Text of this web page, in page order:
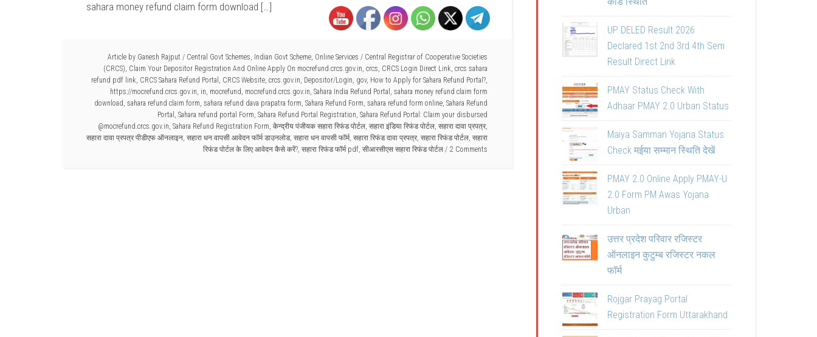
sahara money refund claim form download […]
Article by Ganesh Rajput / Central Govt Schemes, Indian Govt Scheme, Online Services / Central Registrar of Cooperative Societies
(CRCS), Claim Your Depositor Registration And Online Apply On mocrefund.crcs.gov.in, crcs, CRCS Login Direct Link, crcs sahara
refund pdf link, CRCS Sahara Refund Portal , CRCS Website, crcs.gov.in, Depositor/Login, gov, How to Apply for Sahara Refund Portal?,
https://mocrefund.crcs.gov.in, in, mocrefund, mocrefund.crcs.gov.in, Sahara India Refund Portal , sahara money refund claim form
download, sahara refund claim form, sahara refund dava prapatra form, Sahara Refund Form, sahara refund form online, Sahara Refund
Portal , Sahara refund portal Form, Sahara Refund Portal Registration, Sahara Refund Portal: Claim your disbursed
@mocrefund.crcs.gov.in, Sahara Refund Registration Form, केन्द्रीय पंजीयक सहारा रिफंड पोर्टल, सहारा इंडिया रिफंड पोर्टल, सहारा दावा प्रपत्र,
सहारा दावा प्रपत्र पीडीएफ ऑनलाइन, सहारा धन वापसी आवेदन फॉर्म डाउनलोड, सहारा धन वापसी फॉर्म, सहारा रिफंड दावा प्रपत्र, सहारा रिफंड पोर्टल, सहारा
रिफंड पोर्टल के लिए आवेदन कैसे करें?, सहारा रिफंड फॉर्म pdf, सीआरसीएस सहारा रिफंड पोर्टल 2 Comments
UP DELED Result 2026
Declared 1st 2nd 3rd 4th Sem
Result Direct Link
PMAY Status Check With
Adhaar PMAY 2.0 Urban Status
Maiya Samman Yojana Status
Check मईया सम्मान स्थिति देखें
PMAY 2.0 Online Apply PMAY-U
2.0 Form PM Awas Yojana
Urban
उत्तर प्रदेश परिवार रजिस्टर
ऑनलाइन कुटुम्ब रजिस्टर नकल
फॉर्म
Rojgar Prayag Portal
Registration Form Uttarakhand